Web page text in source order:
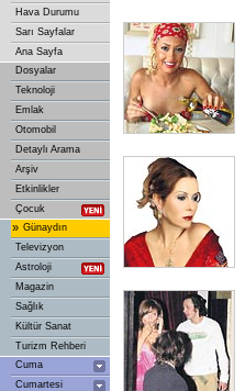
Hava Durumu
Sarı Sayfalar
Ana Sayfa
Dosyalar
Teknoloji
Emlak
Otomobil
Detaylı Arama
Arşiv
Etkinlikler
Çocuk
» Günaydın
Televizyon
Astroloji
Magazin
Sağlık
Kültür Sanat
Turizm Rehberi
Cuma
Cumartesi